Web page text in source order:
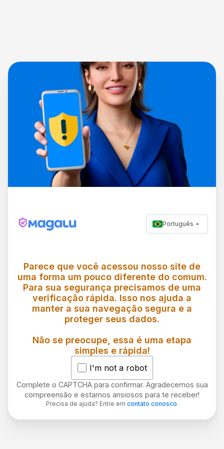
Português
Parece que você acessou nosso site de
uma forma um pouco diferente do comum.
Para sua segurança precisamos de uma
verificação rápida. Isso nos ajuda a
manter a sua navegação segura e a
proteger seus dados.
Não se preocupe, essa é uma etapa
simples e rápida!
I'm not a robot
Complete o CAPTCHA para confirmar. Agradecemos sua
compreensão e estamos ansiosos para te receber!
Precisa de ajuda? Entre em contato conosco.